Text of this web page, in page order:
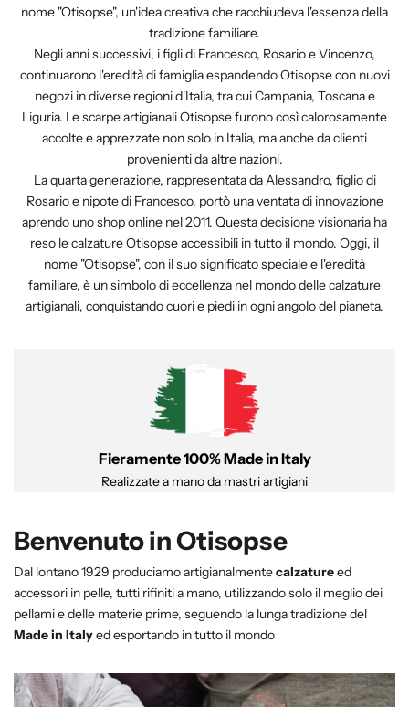
nome "Otisopse", un'idea creativa che racchiudeva l'essenza della
tradizione familiare.
Negli anni successivi, i figli di Francesco, Rosario e Vincenzo,
continuarono l'eredità di famiglia espandendo Otisopse con nuovi
negozi in diverse regioni d'Italia, tra cui Campania, Toscana e
Liguria. Le scarpe artigianali Otisopse furono così calorosamente
accolte e apprezzate non solo in Italia, ma anche da clienti
provenienti da altre nazioni.
La quarta generazione, rappresentata da Alessandro, figlio di
Rosario e nipote di Francesco, portò una ventata di innovazione
aprendo uno shop online nel 2011. Questa decisione visionaria ha
reso le calzature Otisopse accessibili in tutto il mondo. Oggi, il
nome "Otisopse", con il suo significato speciale e l'eredità
familiare, è un simbolo di eccellenza nel mondo delle calzature
artigianali, conquistando cuori e piedi in ogni angolo del pianeta.
Fieramente 100% Made in Italy
Realizzate a mano da mastri artigiani
Benvenuto in Otisopse
Dal lontano 1929 produciamo artigianalmentecalzatureed
accessori in pelle, tutti rifiniti a mano, utilizzando solo il meglio dei
pellami e delle materie prime, seguendo la lunga tradizione del
Made in Italyed esportando in tutto il mondo